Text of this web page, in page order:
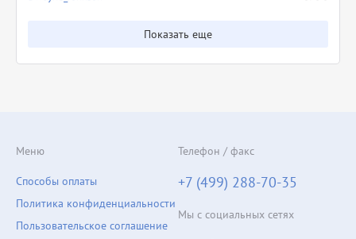
Показать еще
Меню
Способы оплаты
Политика конфиденциальности
Пользовательское соглашение
Телефон / факс
+7 (499) 288-70-35
Мы с социальных сетях